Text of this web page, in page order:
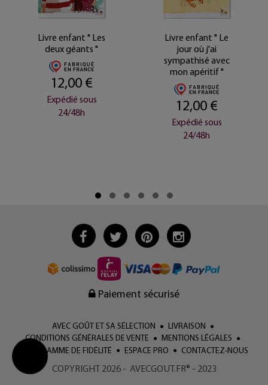
Livre enfant " Les
deux géants "
12,00 €
Expédié sous
24/48h
Livre enfant " Le
jour où j'ai
sympathisé avec
mon apéritif "
12,00 €
Expédié sous
24/48h
Paiement sécurisé
AVEC GOÛT ET SA SÉLECTION
LIVRAISON
CONDITIONS GÉNÉRALES DE VENTE
MENTIONS LÉGALES
PROGRAMME DE FIDÉLITÉ
ESPACE PRO CONTACTEZ-NOUS
COPYRIGHT 2026 - AVECGOUT.FR® - 2023